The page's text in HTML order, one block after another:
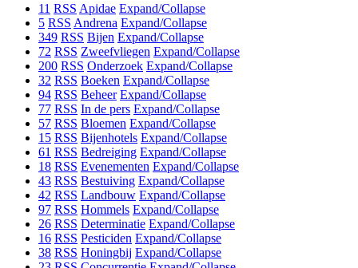
11 RSS Apidae Expand/Collapse
5 RSS Andrena Expand/Collapse
349 RSS Bijen Expand/Collapse
72 RSS Zweefvliegen Expand/Collapse
200 RSS Onderzoek Expand/Collapse
32 RSS Boeken Expand/Collapse
94 RSS Beheer Expand/Collapse
77 RSS In de pers Expand/Collapse
57 RSS Bloemen Expand/Collapse
15 RSS Bijenhotels Expand/Collapse
61 RSS Bedreiging Expand/Collapse
18 RSS Evenementen Expand/Collapse
43 RSS Bestuiving Expand/Collapse
42 RSS Landbouw Expand/Collapse
97 RSS Hommels Expand/Collapse
26 RSS Determinatie Expand/Collapse
16 RSS Pesticiden Expand/Collapse
38 RSS Honingbij Expand/Collapse